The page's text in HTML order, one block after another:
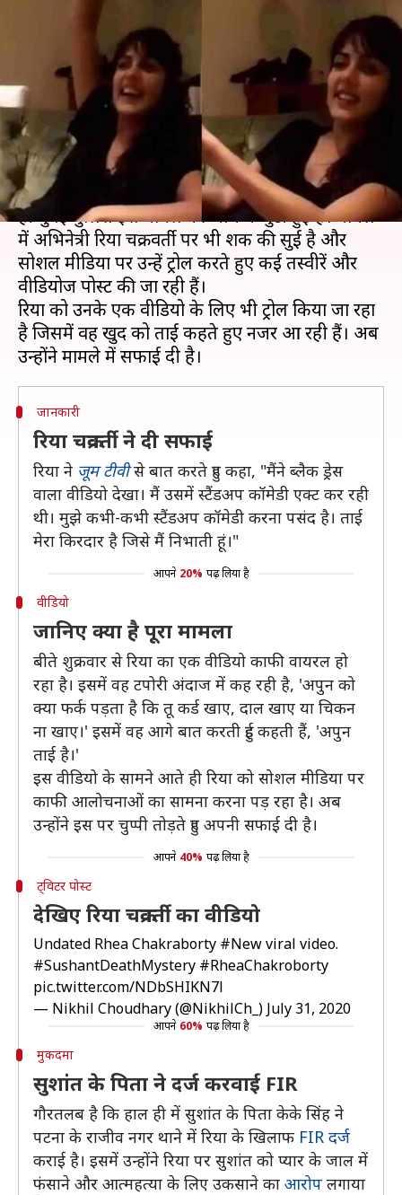
खुद को 'ताई' कहने वाले वीडियो पर
रिया ने दी सफाई, बोलीं- ये कॉमेडी
एक्ट था
लेखन भावना साहनी Aug 02, 2020
क्या है खबर?
बॉलीवुड अभिनेता सुशांत सिंह राजपूत के निधन के बाद से
ही मुंबई पुलिस इस मामले की जांच में जुटी हुई है। मामले
में अभिनेत्री रिया चक्रवर्ती पर भी शक की सुई है और
सोशल मीडिया पर उन्हें ट्रोल करते हुए कई तस्वीरें और
वीडियोज पोस्ट की जा रही हैं।
रिया को उनके एक वीडियो के लिए भी ट्रोल किया जा रहा
है जिसमें वह खुद को ताई कहते हुए नजर आ रही हैं। अब
जानकारी
रिया चक्रवर्ती ने दी सफाई
रिया ने जूम टीवीसे बात करते हुए कहा, "मैंने ब्लैक ड्रेस
वाला वीडियो देखा। मैं उसमें स्टैंडअप कॉमेडी एक्ट कर रही
थी। मुझे कभी-कभी स्टैंडअप कॉमेडी करना पसंद है। ताई
मेरा किरदार है जिसे मैं निभाती हूं।"
आपने 20% पढ़ लिया है
वीडियो
जानिए क्या है पूरा मामला
बीते शुक्रवार से रिया का एक वीडियो काफी वायरल हो
रहा है। इसमें वह टपोरी अंदाज में कह रही है, 'अपुन को
क्या फर्क पड़ता है कि तू कर्ड खाए, दाल खाए या चिकन
ना खाए।' इसमें वह आगे बात करती हुई कहती हैं, 'अपुन
ताई है।'
इस वीडियो के सामने आते ही रिया को सोशल मीडिया पर
काफी आलोचनाओं का सामना करना पड़ रहा है। अब
उन्होंने इस पर चुप्पी तोड़ते हुए अपनी सफाई दी है।
आपने 40% पढ़ लिया है
ट्विटर पोस्ट
देखिए रिया चक्रवर्ती का वीडियो
Undated Rhea Chakraborty #Newviral video.
#SushantDeathMystery #RheaChakroborty
pic.twitter.com/NDbSHIKN7l
— Nikhil Choudhary (@NikhilCh_) July 31, 2020
आपने 60% पढ़ लिया है
मुकदमा
सुशांत के पिता ने दर्ज करवाई FIR
गौरतलब है कि हाल ही में सुशांत के पिता केके सिंह ने
पटना के राजीव नगर थाने में रिया के खिलाफ FIR दर्ज
कराई है। इसमें उन्होंने रिया पर सुशांत को प्यार के जाल में
फंसाने और आत्महत्या के लिए उकसाने का आरोप लगाया